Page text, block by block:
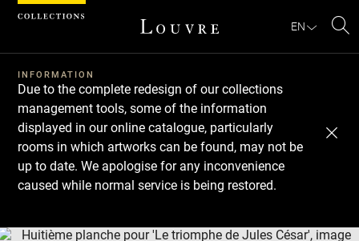
EN
INFORMATION
Due to the complete redesign of our collections
management tools, some of the information
displayed in our online catalogue, particularly
rooms in which artworks can be found, may not be
up to date. We apologise for any inconvenience
caused while normal service is being restored.
Download
Next
Previous
Cookies management panel